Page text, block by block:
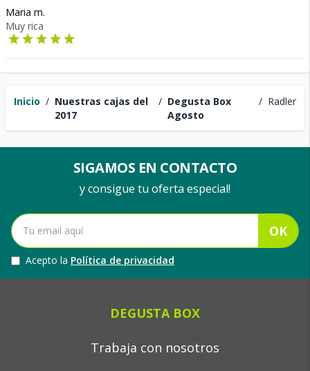
Inicio / Nuestras cajas del
2017
/ Degusta Box
Agosto
/ Radler
Maria m.
Muy rica
SIGAMOS EN CONTACTO
y consigue tu oferta especial!
OK
Acepto la Política de privacidad
DEGUSTA BOX
Trabaja con nosotros